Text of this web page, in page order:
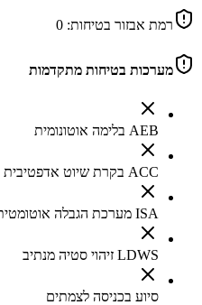
רמת אבזור בטיחות: 0
מערכות בטיחות מתקדמות
AEB בלימה אוטונומית
ACC בקרת שיוט אדפטיבית
ISA מערכת הגבלה אוטומטית למהירות הרכב
LDWS זיהוי סטיה מנתיב
סיוע בכניסה לצמתים